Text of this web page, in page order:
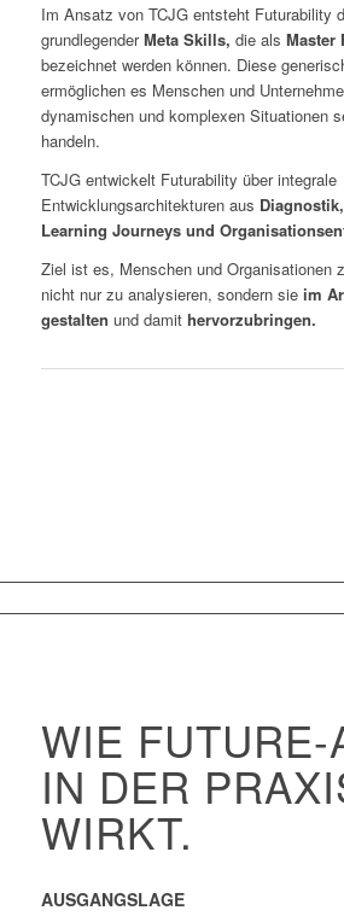
Im Ansatz von TCJG entsteht Futurability
grundlegenderMeta Skills, die als Master
bezeichnet werden können. Diese
ermöglichen es Menschen und
dynamischen und komplexen Situationen
handeln.
TCJG entwickelt Futurability über integrale
Entwicklungsarchitekturen aus Diagnostik,
Learning Journeys und
Ziel ist es, Menschen und Organisationen
nicht nur zu analysieren, sondern sie im
gestalten und damithervorzubringen.
WIE
IN DER
WIRKT.
AUSGANGSLAGE